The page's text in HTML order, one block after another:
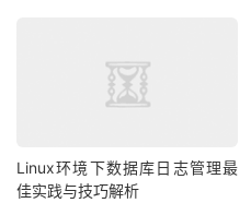
Linux环境下数据库日志管理最
佳实践与技巧解析